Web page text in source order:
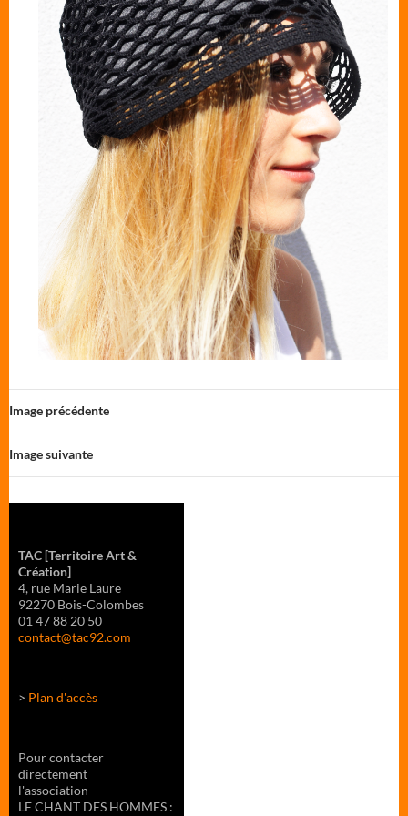
Image précédente
Image suivante
TAC[Territoire Art &
Création]
4, rue Marie Laure
92270 Bois-Colombes
01 47 88 20 50
contact@tac92.com
> Plan d'accès
Pour contacter
directement
l'association
LE CHANT DES HOMMES :